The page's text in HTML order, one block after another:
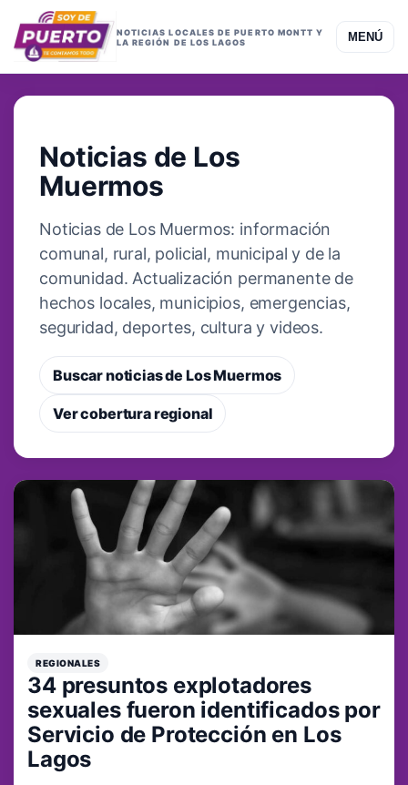
NOTICIAS LOCALES DE PUERTO MONTT Y
LA REGIÓN DE LOS LAGOS
MENÚ
Noticias de Los
Muermos
Noticias de Los Muermos: información
comunal, rural, policial, municipal y de la
comunidad. Actualización permanente de
hechos locales, municipios, emergencias,
seguridad, deportes, cultura y videos.
Buscar noticias de Los Muermos
Ver cobertura regional
REGIONALES
34 presuntos explotadores
sexuales fueron identificados por
Servicio de Protección en Los
Lagos